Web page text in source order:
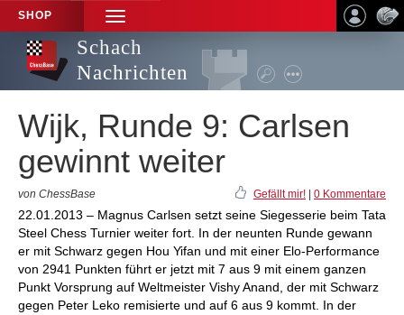
SHOP
TOGGLE
NAVIGATION
Schach
Nachrichten
Wijk, Runde 9: Carlsen
gewinnt weiter
von ChessBase Gefällt mir! 0 Kommentare
22.01.2013 – Magnus Carlsen setzt seine Siegesserie beim Tata
Steel Chess Turnier weiter fort. In der neunten Runde gewann
er mit Schwarz gegen Hou Yifan und mit einer Elo-Performance
von 2941 Punkten führt er jetzt mit 7 aus 9 mit einem ganzen
Punkt Vorsprung auf Weltmeister Vishy Anand, der mit Schwarz
gegen Peter Leko remisierte und auf 6 aus 9 kommt. In der